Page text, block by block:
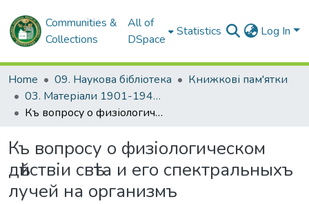
Communities &
Collections
All of
DSpace
Statistics Log In
Home 09. Наукова бібліотека
Книжкові пам'ятки
03. Матеріали 1901-1945 рр.
Къ вопросу о физіологическом дѣйствіи свѣта и его спектральныхъ лучей на организмъ
Къ вопросу о физіологическом
дѣйствіи свѣта и его спектральныхъ
лучей на организмъ